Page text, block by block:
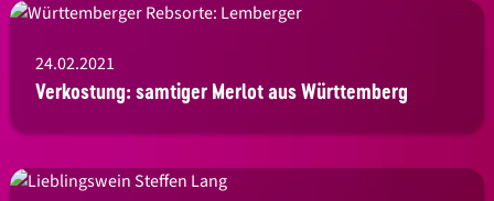
24.02.2021
Verkostung: samtiger Merlot aus Württemberg